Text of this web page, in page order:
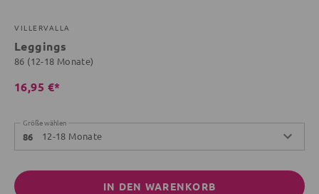
VILLERVALLA
Leggings
86 (12-18 Monate)
16,95 €*
Größe wählen
86 12-18 Monate
IN DEN WARENKORB